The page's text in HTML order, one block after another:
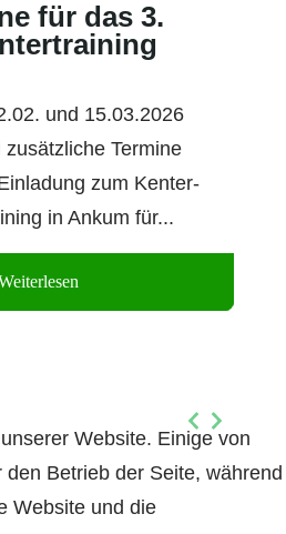
für das 3.
und 15.03.2026
zusätzliche Termine
zum Kenter-
in Ankum für...
Website. Einige von
Betrieb der Seite, während
Website und die